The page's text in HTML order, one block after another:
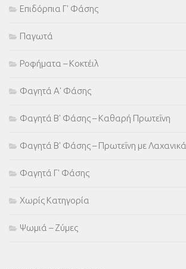
Επιδόρπια Γ' Φάσης
Παγωτά
Ροφήματα – Κοκτέιλ
Φαγητά Α' Φάσης
Φαγητά Β' Φάσης – Καθαρή Πρωτεΐνη
Φαγητά Β' Φάσης – Πρωτεΐνη με Λαχανικά
Φαγητά Γ' Φάσης
Χωρίς Κατηγορία
Ψωμιά – Ζύμες